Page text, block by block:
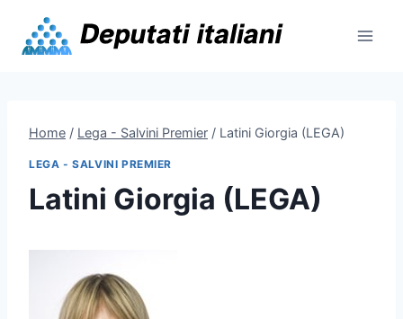
content
Home / Lega - Salvini Premier / Latini Giorgia (LEGA)
LEGA - SALVINI PREMIER
Latini Giorgia (LEGA)